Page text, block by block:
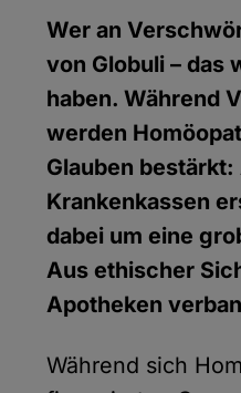
Wer an
von Globuli – das
haben. Während
werden
Glauben
Krankenkassen
dabei um eine
Aus ethischer
Apotheken
Während sich